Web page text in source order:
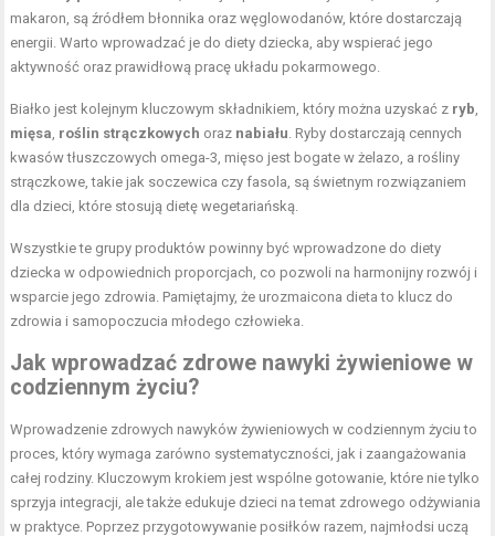
makaron, są źródłem błonnika oraz węglowodanów, które dostarczają
energii. Warto wprowadzać je do diety dziecka, aby wspierać jego
aktywność oraz prawidłową pracę układu pokarmowego.
Białko jest kolejnym kluczowym składnikiem, który można uzyskać z ryb,
mięsa, roślin strączkowych oraz nabiału. Ryby dostarczają cennych
kwasów tłuszczowych omega-3, mięso jest bogate w żelazo, a rośliny
strączkowe, takie jak soczewica czy fasola, są świetnym rozwiązaniem
dla dzieci, które stosują dietę wegetariańską.
Wszystkie te grupy produktów powinny być wprowadzone do diety
dziecka w odpowiednich proporcjach, co pozwoli na harmonijny rozwój i
wsparcie jego zdrowia. Pamiętajmy, że urozmaicona dieta to klucz do
zdrowia i samopoczucia młodego człowieka.
Jak wprowadzać zdrowe nawyki żywieniowe w
codziennym życiu?
Wprowadzenie zdrowych nawyków żywieniowych w codziennym życiu to
proces, który wymaga zarówno systematyczności, jak i zaangażowania
całej rodziny. Kluczowym krokiem jest wspólne gotowanie, które nie tylko
sprzyja integracji, ale także edukuje dzieci na temat zdrowego odżywiania
w praktyce. Poprzez przygotowywanie posiłków razem, najmłodsi uczą